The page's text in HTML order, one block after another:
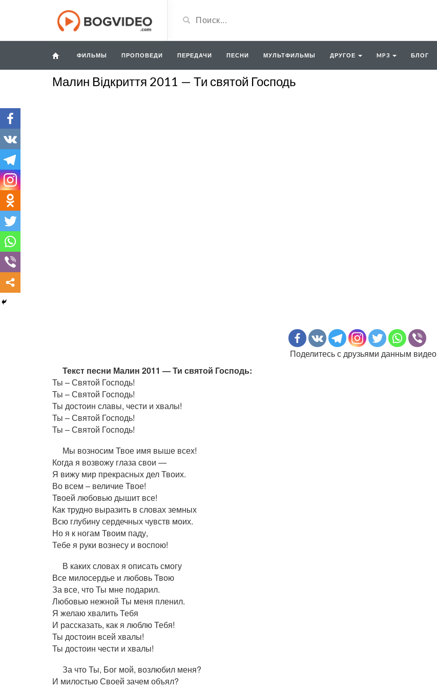
ФИЛЬМЫ ПРОПОВЕДИ ПЕРЕДАЧИ ПЕСНИ МУЛЬТФИЛЬМЫ ДРУГОЕ MP3 БЛОГ
Малин Відкриття 2011 — Ти святой Господь
Поделитесь с друзьями данным видео
Текст песни Малин 2011 — Ти святой Господь:
Ты – Святой Господь!
Ты – Святой Господь!
Ты достоин славы, чести и хвалы!
Ты – Святой Господь!
Ты – Святой Господь!
Мы возносим Твое имя выше всех!
Когда я возвожу глаза свои —
Я вижу мир прекрасных дел Твоих.
Во всем – величие Твое!
Твоей любовью дышит все!
Как трудно выразить в словах земных
Всю глубину сердечных чувств моих.
Но я к ногам Твоим паду,
Тебе я руки вознесу и воспою!
В каких словах я описать смогу
Все милосердье и любовь Твою
За все, что Ты мне подарил.
Любовью нежной Ты меня пленил.
Я желаю хвалить Тебя
И рассказать, как я люблю Тебя!
Ты достоин всей хвалы!
Ты достоин чести и хвалы!
За что Ты, Бог мой, возлюбил меня?
И милостью Своей зачем объял?